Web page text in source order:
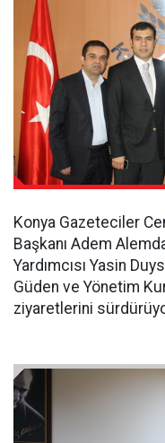
Konya Gazeteciler
Başkanı Adem
Yardımcısı Yasin
Güden ve Yönetim
ziyaretlerini